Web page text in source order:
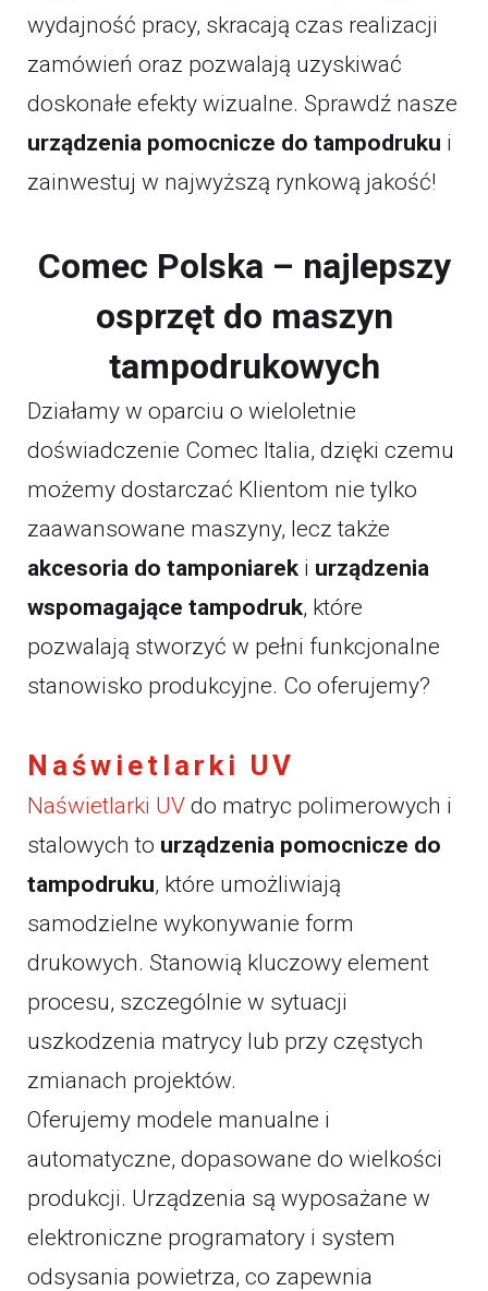
wydajność pracy, skracają czas realizacji
zamówień oraz pozwalają uzyskiwać
doskonałe efekty wizualne. Sprawdź nasze
urządzenia pomocnicze do tampodruku i
zainwestuj w najwyższą rynkową jakość!
Comec Polska – najlepszy
osprzęt do maszyn
tampodrukowych
Działamy w oparciu o wieloletnie
doświadczenie Comec Italia, dzięki czemu
możemy dostarczać Klientom nie tylko
zaawansowane maszyny, lecz także
akcesoria do tamponiarek i urządzenia
wspomagające tampodruk, które
pozwalają stworzyć w pełni funkcjonalne
stanowisko produkcyjne. Co oferujemy?
Naświetlarki UV
Naświetlarki UV do matryc polimerowych i
stalowych to urządzenia pomocnicze do
tampodruku, które umożliwiają
samodzielne wykonywanie form
drukowych. Stanowią kluczowy element
procesu, szczególnie w sytuacji
uszkodzenia matrycy lub przy częstych
zmianach projektów.
Oferujemy modele manualne i
automatyczne, dopasowane do wielkości
produkcji. Urządzenia są wyposażane w
elektroniczne programatory i system
odsysania powietrza, co zapewnia